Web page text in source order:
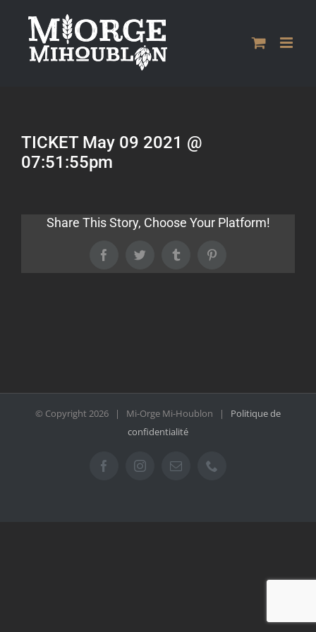
contenu
TICKET May 09 2021 @
07:51:55pm
Share This Story, Choose Your Platform!
FacebookTwitter Tumblr
© Copyright2026 | Mi-Orge Mi-Houblon | Politique de
confidentialité
FacebookInstagramEmail